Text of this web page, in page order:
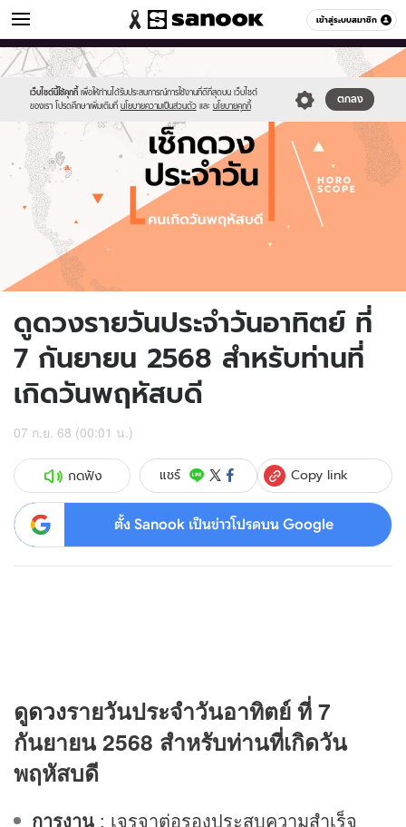
เข้าสู่ระบบสมาชิก
ดูดวง หมวดอื่นๆ
เว็บไซต์นี้ใช้คุกกี้ เพื่อให้ท่านได้รับประสบการณ์การใช้งานที่ดีที่สุดบน เว็บไซต์
ของเรา โปรดศึกษาเพิ่มเติมที่ นโยบายความเป็นส่วนตัว และ นโยบายคุกกี้
ตกลง
Sanook
//s.isanook.com/sr/0/images/logo-
new-
sanook.png
600
60
//s.isanook.com/ho/0/ud/fxd/day/daily-
horoscope-
thursday.jpg
ดูดวงรายวันประจำวันอาทิตย์ ที่
7 กันยายน 2568 สำหรับท่านที่
เกิดวันพฤหัสบดี
07 ก.ย. 68 (00:01 น.)
กดฟัง แชร์ Copy link
ตั้ง Sanook เป็นข่าวโปรดบน Google
ดูดวงรายวันประจำวันอาทิตย์ ที่ 7
กันยายน 2568 สำหรับท่านที่เกิดวัน
พฤหัสบดี
การงาน : เจรจาต่อรองประสบความสำเร็จ